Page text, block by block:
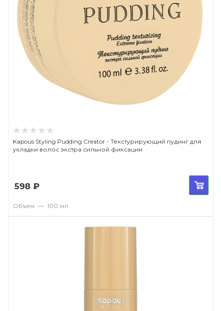
Kapous Styling Pudding Creator - Текстурирующий пудинг для
укладки волос экстра сильной фиксации
598 ₽
Объем — 100 мл